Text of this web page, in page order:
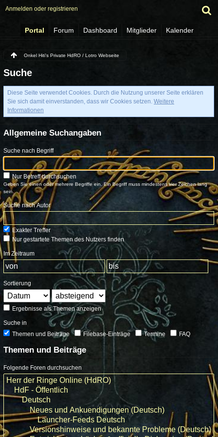
Anmelden oder registrieren
Portal Forum Dashboard Mitglieder Kalender
Onkel Hiti's Private HdRO / Lotro Webseite
Suche
Diese Seite verwendet Cookies. Durch die Nutzung unserer Seite erklären
Sie sich damit einverstanden, dass wir Cookies setzen. Weitere
Informationen
Allgemeine Suchangaben
Suche nach Begriff
Nur Betreff durchsuchen
Geben Sie einen oder mehrere Begriffe ein. Ein Begriff muss mindestens vier Zeichen lang
sein.
Suche nach Autor
Exakter Treffer
Nur gestartete Themen des Nutzers finden
Im Zeitraum
Sortierung
Ergebnisse als Themen anzeigen
Suche in
Themen und Beiträge
Filebase-Einträge Termine FAQ
Themen und Beiträge
Folgende Foren durchsuchen